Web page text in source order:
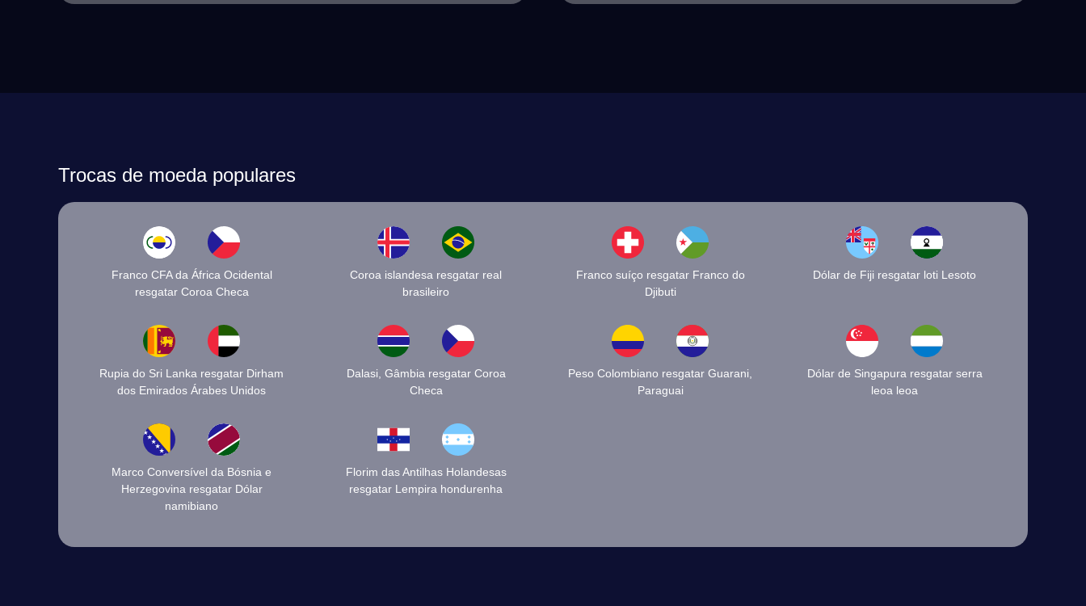
Trocas de moeda populares
Franco CFA da África Ocidental
resgatar Coroa Checa
Coroa islandesa resgatar real
brasileiro
Franco suíço resgatar Franco do
Djibuti
Dólar de Fiji resgatar loti Lesoto
Rupia do Sri Lanka resgatar Dirham
dos Emirados Árabes Unidos
Dalasi, Gâmbia resgatar Coroa
Checa
Peso Colombiano resgatar Guarani,
Paraguai
Dólar de Singapura resgatar serra
leoa leoa
Marco Conversível da Bósnia e
Herzegovina resgatar Dólar
namibiano
Florim das Antilhas Holandesas
resgatar Lempira hondurenha